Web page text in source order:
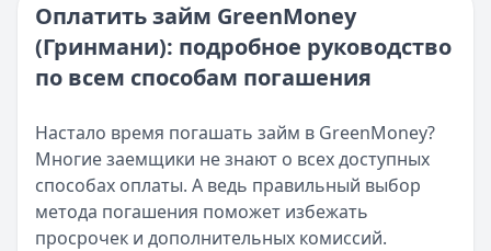
Оплатить займ GreenMoney
(Гринмани): подробное руководство
по всем способам погашения
Настало время погашать займ в GreenMoney?
Многие заемщики не знают о всех доступных
способах оплаты. А ведь правильный выбор
метода погашения поможет избежать
просрочек и дополнительных комиссий.